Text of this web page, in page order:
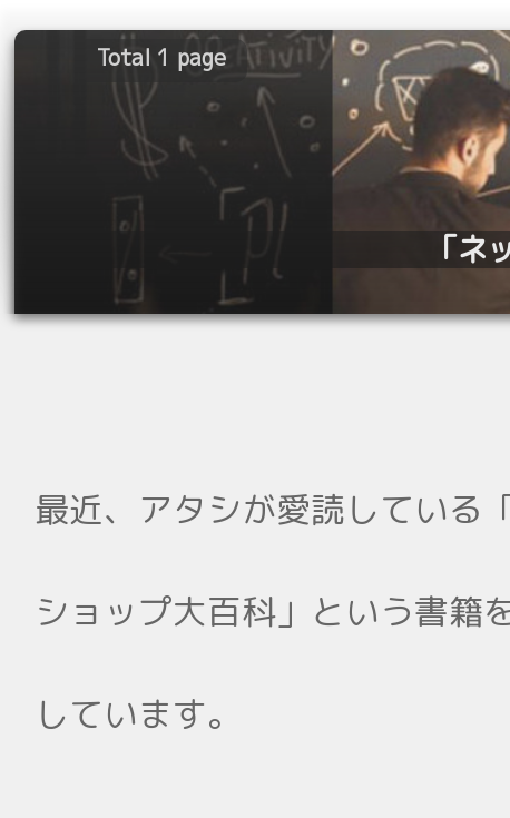
Total 1 page
「
最近、アタシが愛読している
ショップ大百科」という書籍
しています。